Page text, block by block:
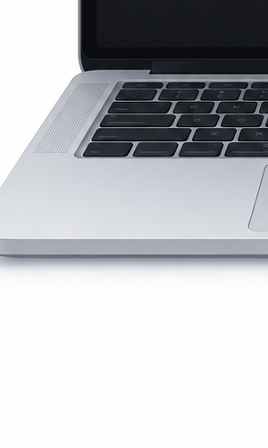
A2289/A2338)
Pro Retina
A1502/A1398)
Pro Retina
A1707/A1708)
A1990)